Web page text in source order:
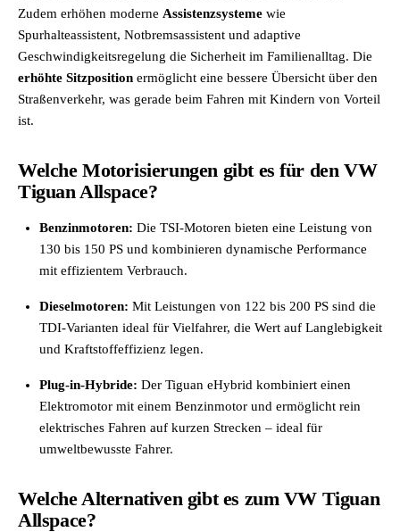
Zudem erhöhen moderne Assistenzsysteme wie
Spurhalteassistent, Notbremsassistent und adaptive
Geschwindigkeitsregelung die Sicherheit im Familienalltag. Die
erhöhte Sitzposition ermöglicht eine bessere Übersicht über den
Straßenverkehr, was gerade beim Fahren mit Kindern von Vorteil
ist.
Welche Motorisierungen gibt es für den VW
Tiguan Allspace?
Benzinmotoren: Die TSI-Motoren bieten eine Leistung von
130 bis 150 PS und kombinieren dynamische Performance
mit effizientem Verbrauch.
Dieselmotoren: Mit Leistungen von 122 bis 200 PS sind die
TDI-Varianten ideal für Vielfahrer, die Wert auf Langlebigkeit
und Kraftstoffeffizienz legen.
Plug-in-Hybride: Der Tiguan eHybrid kombiniert einen
Elektromotor mit einem Benzinmotor und ermöglicht rein
elektrisches Fahren auf kurzen Strecken – ideal für
umweltbewusste Fahrer.
Welche Alternativen gibt es zum VW Tiguan
Allspace?